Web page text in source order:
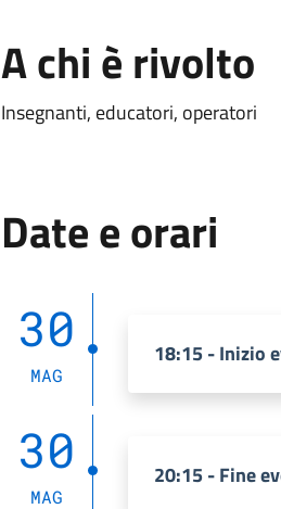
A chi è rivolto
Insegnanti, educatori, operatori
Date e orari
30
MAG
18:15 - Inizio
30
MAG
20:15 - Fine